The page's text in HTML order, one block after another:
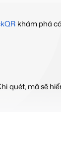
khám phá
quét, mã sẽ